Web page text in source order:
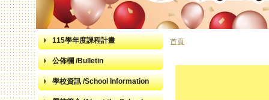
115學年度課程計畫
公佈欄 /Bulletin
學校資訊 /School Information
首頁